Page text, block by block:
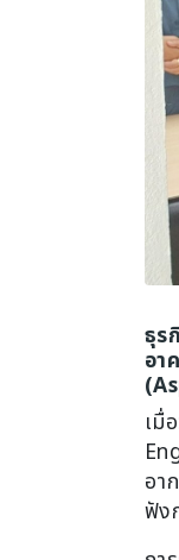
ธุร
อา
เมื่
อา
ฟัง